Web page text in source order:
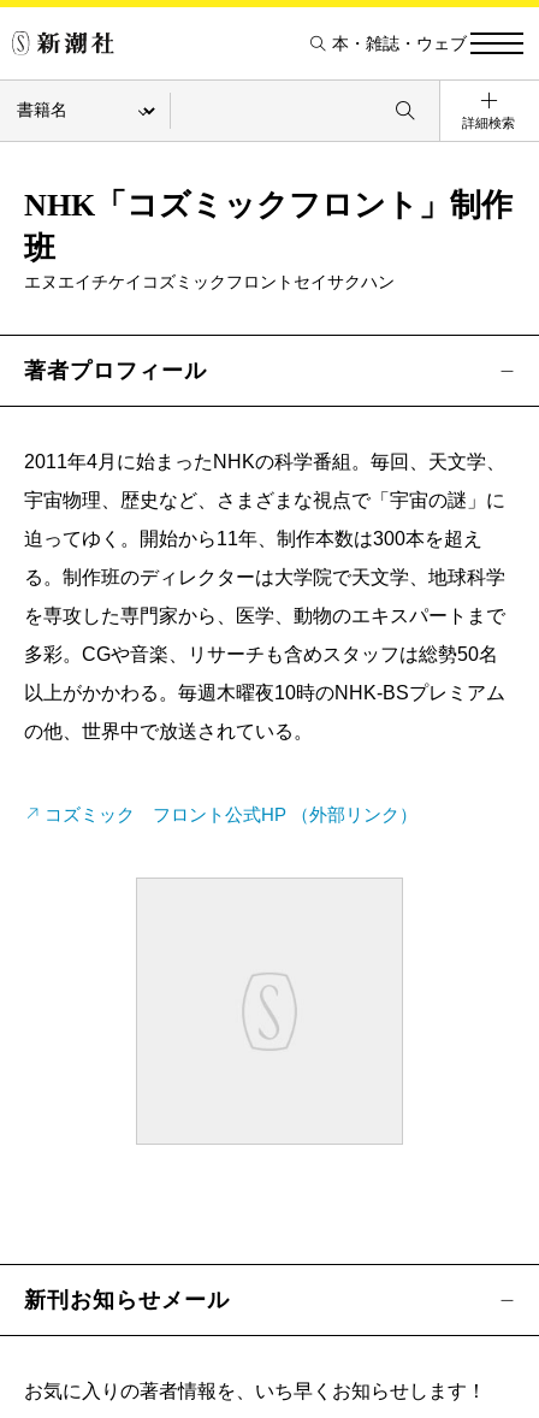
本・雑誌・ウェブ
詳細検索
NHK「コズミックフロント」制作
班
エヌエイチケイコズミックフロントセイサクハン
著者プロフィール
2011年4月に始まったNHKの科学番組。毎回、天文学、
宇宙物理、歴史など、さまざまな視点で「宇宙の謎」に
迫ってゆく。開始から11年、制作本数は300本を超え
る。制作班のディレクターは大学院で天文学、地球科学
を専攻した専門家から、医学、動物のエキスパートまで
多彩。CGや音楽、リサーチも含めスタッフは総勢50名
以上がかかわる。毎週木曜夜10時のNHK-BSプレミアム
の他、世界中で放送されている。
コズミック フロント公式HP （外部リンク）
新刊お知らせメール
お気に入りの著者情報を、いち早くお知らせします！